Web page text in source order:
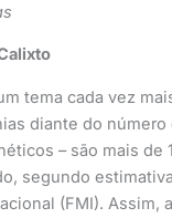
tema cada vez
diante do número
– são mais de
segundo
(FMI). Assim,